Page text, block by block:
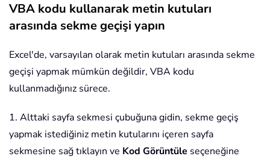
VBA kodu kullanarak metin kutuları
arasında sekme geçişi yapın
Excel'de, varsayılan olarak metin kutuları arasında sekme
geçişi yapmak mümkün değildir, VBA kodu
kullanmadığınız sürece.
1. Alttaki sayfa sekmesi çubuğuna gidin, sekme geçiş
yapmak istediğiniz metin kutularını içeren sayfa
sekmesine sağ tıklayın ve Kod Görüntüle seçeneğine